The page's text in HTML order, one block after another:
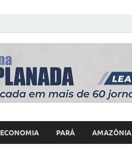
ECONOMIA PARÁ AMAZÔNIA